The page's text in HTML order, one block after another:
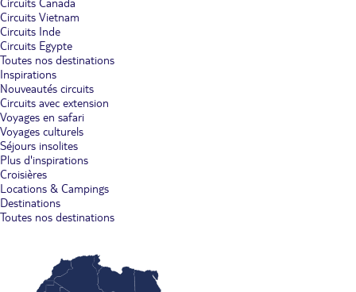
Circuits Canada
Circuits Vietnam
Circuits Inde
Circuits Egypte
Toutes nos destinations
Inspirations
Nouveautés circuits
Circuits avec extension
Voyages en safari
Voyages culturels
Séjours insolites
Plus d'inspirations
Croisières
Locations & Campings
Destinations
Toutes nos destinations